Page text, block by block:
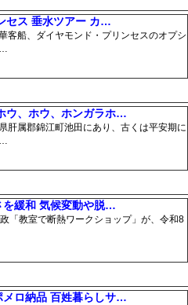
セス 垂水ツアー カ…
客船、ダイヤモンド・プリンセスのオプシ
…
ウ、ホウ、ホンガラホ…
肝属郡錦江町池田にあり、古くは平安期に
…
を緩和 気候変動や脱…
「教室で断熱ワークショップ」が、令和8
メロ納品 百姓暮らしサ…